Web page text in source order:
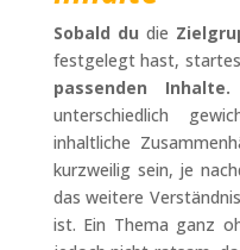
Sobald du die
festgelegt hast,
passenden Inhalte.
unterschiedlich
inhaltliche
kurzweilig sein, je
das weitere
ist. Ein Thema ganz